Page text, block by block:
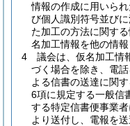
情報の作成に用いら
び個人識別符号並び
た加工の方法に関す
名加工情報を他の情報
4
議会は、仮名加工情
づく場合を除き、電
よる信書の送達に関
6項に規定する一般信
する特定信書便事業
より送付し、電報を